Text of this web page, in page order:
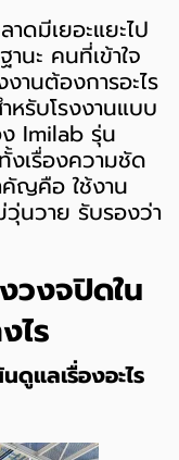
ดมีเยอะแยะไป
ะ คนที่เข้าใจ
านต้องการอะไร
หรับโรงงานแบบ
Imilab รุ่น
งเรื่องความชัด
คัญคือ ใช้งาน
นวาย รับรองว่า
วงจปิดใน
ไร
ดูแลเรื่องอะไร